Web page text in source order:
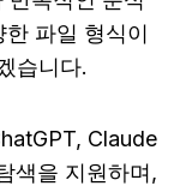
파일 형식이
습니다.
Claude
색을 지원하며,